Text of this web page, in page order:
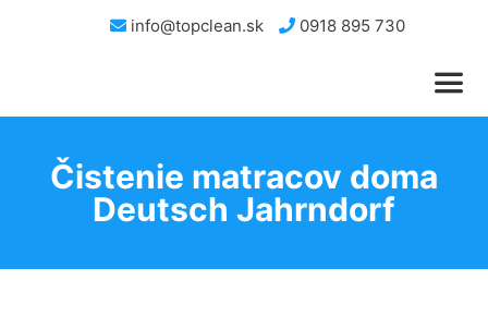
info@topclean.sk 0918 895 730
Čistenie matracov doma
Deutsch Jahrndorf